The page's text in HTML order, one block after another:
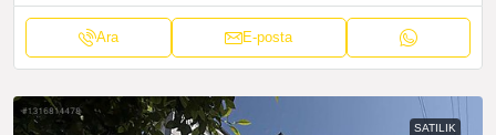
Ara E-posta
SATILIK